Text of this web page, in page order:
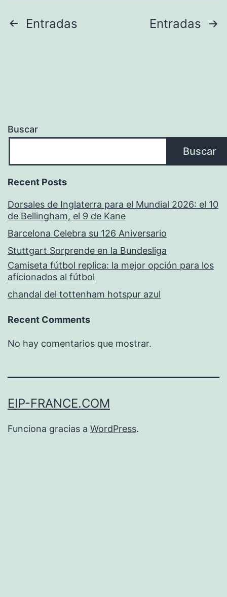
Paginación
Entradas Entradas
Buscar
Buscar
Recent Posts
Dorsales de Inglaterra para el Mundial 2026: el 10
de Bellingham, el 9 de Kane
Barcelona Celebra su 126 Aniversario
Stuttgart Sorprende en la Bundesliga
Camiseta fútbol replica: la mejor opción para los
aficionados al fútbol
chandal del tottenham hotspur azul
Recent Comments
No hay comentarios que mostrar.
EIP-FRANCE.COM
Funciona gracias a WordPress.